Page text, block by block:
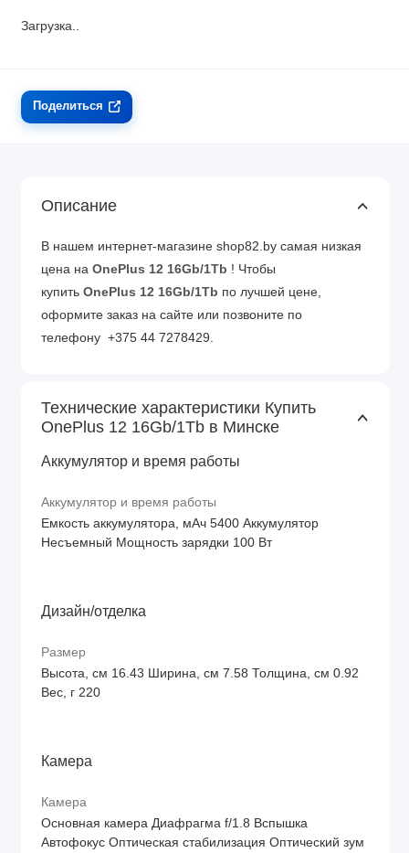
Загрузка...
Поделиться
Описание
В нашем интернет-магазине shop82.by самая низкая
цена на OnePlus 12 16Gb/1Tb ! Чтобы
купить OnePlus 12 16Gb/1Tb по лучшей цене,
оформите заказ на сайте или позвоните по
телефону +375 44 7278429.
Технические характеристики Купить
OnePlus 12 16Gb/1Tb в Минске
Аккумулятор и время работы
Аккумулятор и время работы
Емкость аккумулятора, мАч 5400 Аккумулятор
Несъемный Мощность зарядки 100 Вт
Дизайн/отделка
Размер
Высота, см 16.43 Ширина, см 7.58 Толщина, см 0.92
Вес, г 220
Камера
Камера
Основная камера Диафрагма f/1.8 Вспышка
Автофокус Оптическая стабилизация Оптический зум